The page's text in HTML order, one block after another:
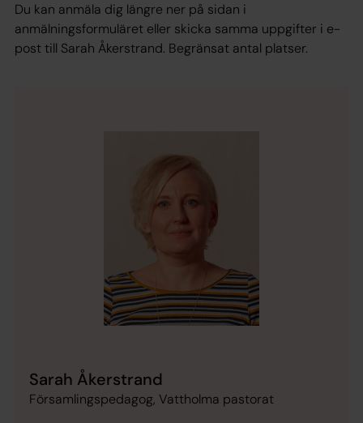
Du kan anmäla dig längre ner på sidan i
anmälningsformuläret eller skicka samma uppgifter i e-
post till Sarah Åkerstrand. Begränsat antal platser.
Sarah Åkerstrand
Församlingspedagog, Vattholma pastorat